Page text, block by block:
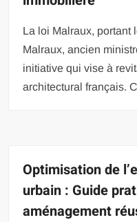
La loi Malraux, portant
Malraux, ancien
initiative qui vise à
architectural français.
Optimisation de
urbain : Guide
aménagement